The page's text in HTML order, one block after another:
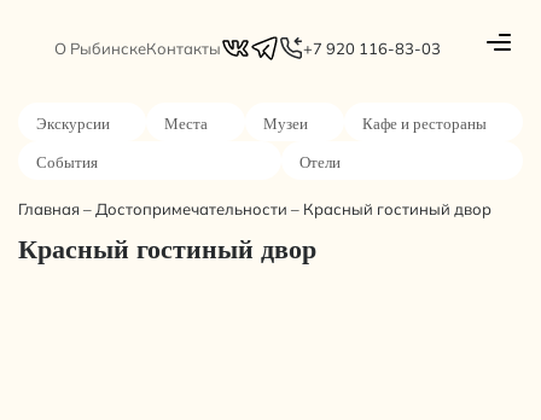
О РыбинскеКонтакты +7 920 116-83-03
Экскурсии Места Музеи Кафе и рестораны
События Отели
Главная – Достопримечательности – Красный гостиный двор
Красный гостиный двор